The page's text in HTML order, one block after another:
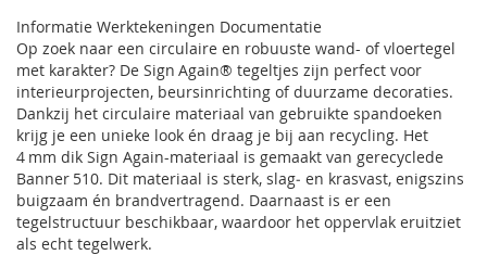
Informatie Werktekeningen Documentatie
Op zoek naar een circulaire en robuuste wand- of vloertegel
met karakter? De Sign Again® tegeltjes zijn perfect voor
interieurprojecten, beursinrichting of duurzame decoraties.
Dankzij het circulaire materiaal van gebruikte spandoeken
krijg je een unieke look én draag je bij aan recycling. Het
4 mm dik Sign Again-materiaal is gemaakt van gerecyclede
Banner 510. Dit materiaal is sterk, slag‑ en krasvast, enigszins
buigzaam én brandvertragend. Daarnaast is er een
tegelstructuur beschikbaar, waardoor het oppervlak eruitziet
als echt tegelwerk.